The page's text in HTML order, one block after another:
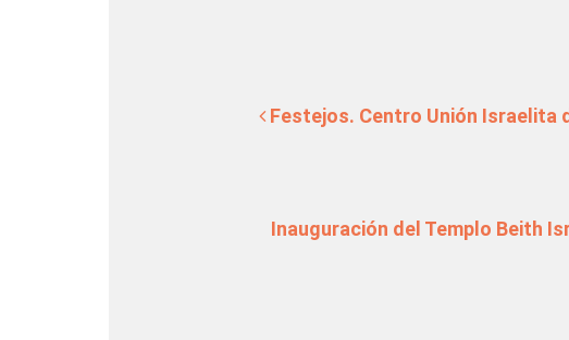
Festejos. Centro Unión Israelita
Inauguración del Templo Beith